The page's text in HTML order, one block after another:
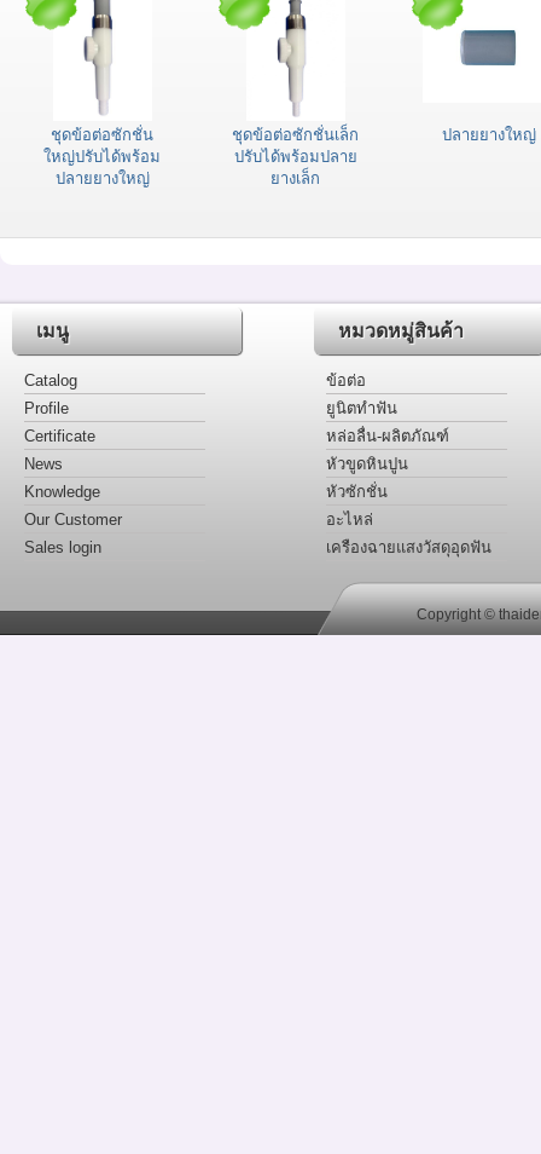
ชุดข้อต่อซักชั่น
ใหญ่ปรับได้พร้อม
ปลายยางใหญ่
ชุดข้อต่อซักชั่นเล็ก
ปรับได้พร้อมปลาย
ยางเล็ก
ปลายยางใหญ่
เมนู
Catalog
Profile
Certificate
News
Knowledge
Our Customer
Sales login
หมวดหมู่สินค้า
ข้อต่อ
ยูนิตทำฟัน
หล่อลื่น-ผลิตภัณฑ์
หัวขูดหินปูน
หัวซักชั่น
อะไหล่
เครืองฉายแสงวัสดุอุดฟัน
Copyright ©